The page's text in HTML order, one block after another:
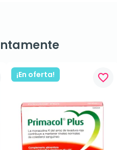
¡En oferta! favorite_border